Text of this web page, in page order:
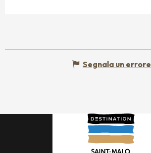
Segnala un errore